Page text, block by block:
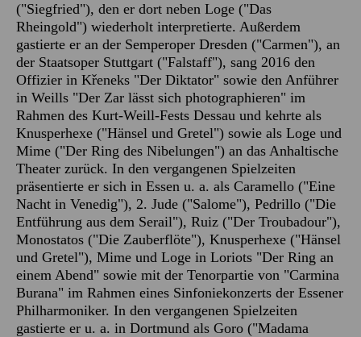
("Siegfried"), den er dort neben Loge ("Das
Rheingold") wiederholt interpretierte. Außerdem
gastierte er an der Semperoper Dresden ("Carmen"), an
der Staatsoper Stuttgart ("Falstaff"), sang 2016 den
Offizier in Křeneks "Der Diktator" sowie den Anführer
in Weills "Der Zar lässt sich photographieren" im
Rahmen des Kurt-Weill-Fests Dessau und kehrte als
Knusperhexe ("Hänsel und Gretel") sowie als Loge und
Mime ("Der Ring des Nibelungen") an das Anhaltische
Theater zurück. In den vergangenen Spielzeiten
präsentierte er sich in Essen u. a. als Caramello ("Eine
Nacht in Venedig"), 2. Jude ("Salome"), Pedrillo ("Die
Entführung aus dem Serail"), Ruiz ("Der Troubadour"),
Monostatos ("Die Zauberflöte"), Knusperhexe ("Hänsel
und Gretel"), Mime und Loge in Loriots "Der Ring an
einem Abend" sowie mit der Tenorpartie von "Carmina
Burana" im Rahmen eines Sinfoniekonzerts der Essener
Philharmoniker. In den vergangenen Spielzeiten
gastierte er u. a. in Dortmund als Goro ("Madama